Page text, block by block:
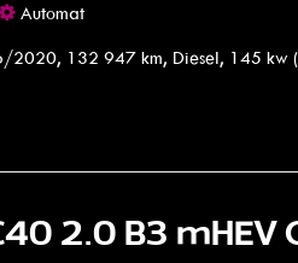
Automat
2020, 132 947 km, Diesel, 145 kw
2.0 B3 mHEV